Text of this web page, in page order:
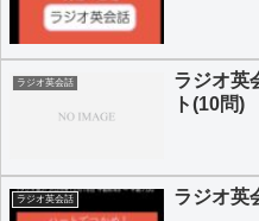
ラジオ英会話
ラジオ英
ト(10問)
ラジオ英会話 ラジオ英